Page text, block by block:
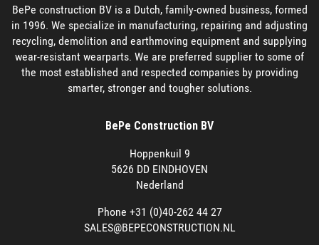
BePe construction BV is a Dutch, family-owned business, formed
in 1996. We specialize in manufacturing, repairing and adjusting
recycling, demolition and earthmoving equipment and supplying
wear-resistant wearparts. We are preferred supplier to some of
the most established and respected companies by providing
smarter, stronger and tougher solutions.
BePe Construction BV
Hoppenkuil 9
5626 DD EINDHOVEN
Nederland
Phone +31 (0)40-262 44 27
SALES@BEPECONSTRUCTION.NL